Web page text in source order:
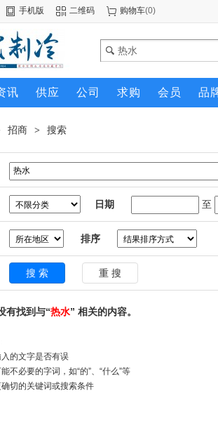
手机版 二维码 购物车(0)
讯 供应 公司 求购 会员 品
招商 > 搜索
日期 至
排序
有找到与“热水” 相关的内容。
入的文字是否有误
不必要的字词，如“的”、“什么”等
确切的关键词或搜索条件